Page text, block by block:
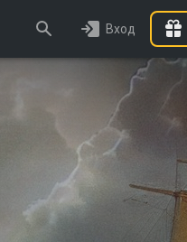
Вход